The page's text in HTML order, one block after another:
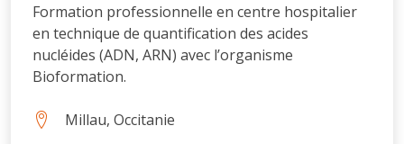
Formation professionnelle en centre hospitalier
en technique de quantification des acides
nucléides (ADN, ARN) avec l’organisme
Bioformation.
Millau, Occitanie